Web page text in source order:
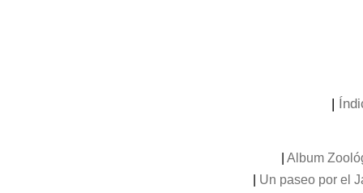
|
Album
Un paseo por el